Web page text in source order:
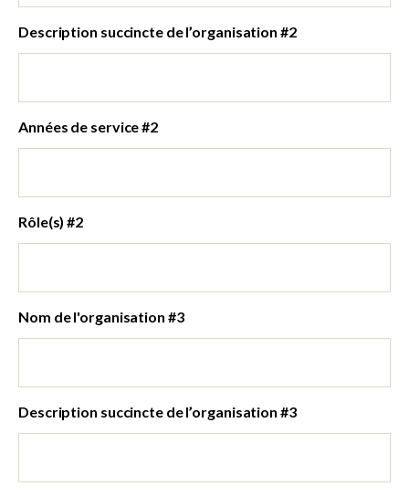
Description succincte de l’organisation #2
Années de service #2
Rôle(s) #2
Nom de l'organisation #3
Description succincte de l’organisation #3